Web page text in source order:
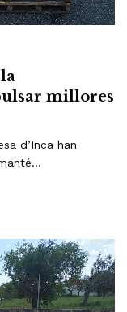
millores
d’Inca han